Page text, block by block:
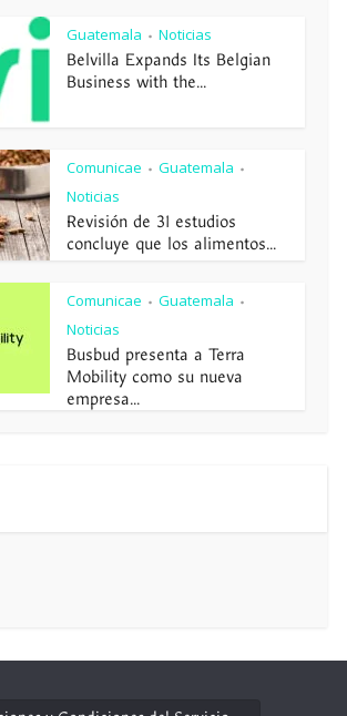
Guatemala • Noticias
Belvilla Expands Its Belgian
Business with the...
Comunicae • Guatemala •
Noticias
Revisión de 31 estudios
concluye que los alimentos...
Comunicae • Guatemala •
Noticias
Busbud presenta a Terra
Mobility como su nueva
empresa...